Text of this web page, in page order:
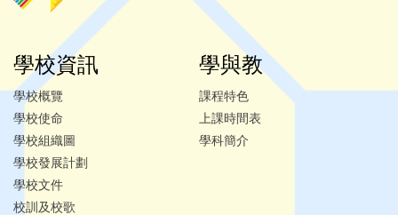
學校資訊
學校概覽
學校使命
學校組織圖
學校發展計劃
學校文件
校訓及校歌
學與教
課程特色
上課時間表
學科簡介